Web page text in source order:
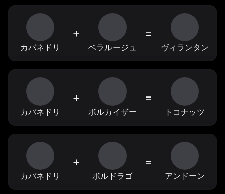
カバネドリ
+
ベラルージュ
=
ヴィランタン
カバネドリ
+
ボルカイザー
=
トコナッツ
カバネドリ
+
ボルドラゴ
=
アンドーン